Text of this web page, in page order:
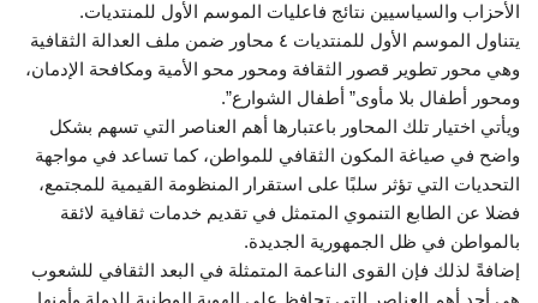
الأحزاب والسياسيين نتائج فاعليات الموسم الأول للمنتديات.
يتناول الموسم الأول للمنتديات ٤ محاور ضمن ملف العدالة الثقافية
وهي محور تطوير قصور الثقافة ومحور محو الأمية ومكافحة الإدمان،
ومحور أطفال بلا مأوى” أطفال الشوارع”.
ويأتي اختيار تلك المحاور باعتبارها أهم العناصر التي تسهم بشكل
واضح في صياغة المكون الثقافي للمواطن، كما تساعد في مواجهة
التحديات التي تؤثر سلبًا على استقرار المنظومة القيمية للمجتمع،
فضلا عن الطابع التنموي المتمثل في تقديم خدمات ثقافية لائقة
بالمواطن في ظل الجمهورية الجديدة.
إضافةً لذلك فإن القوى الناعمة المتمثلة في البعد الثقافي للشعوب